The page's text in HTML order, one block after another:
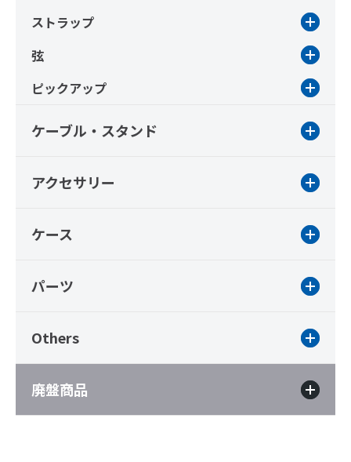
ストラップ
弦
ピックアップ
ケーブル・スタンド
アクセサリー
ケース
パーツ
Others
廃盤商品